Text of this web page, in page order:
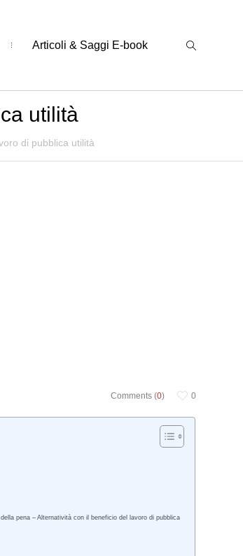
Articoli & Saggi E-book
utilità
di pubblica utilità
Comments (0) 0
pena – Alternatività con il beneficio del lavoro di pubblica